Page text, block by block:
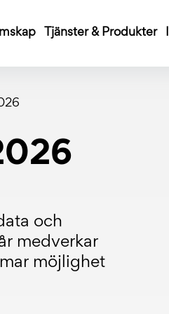
Tjänster & Produkter
och
medverkar
möjlighet